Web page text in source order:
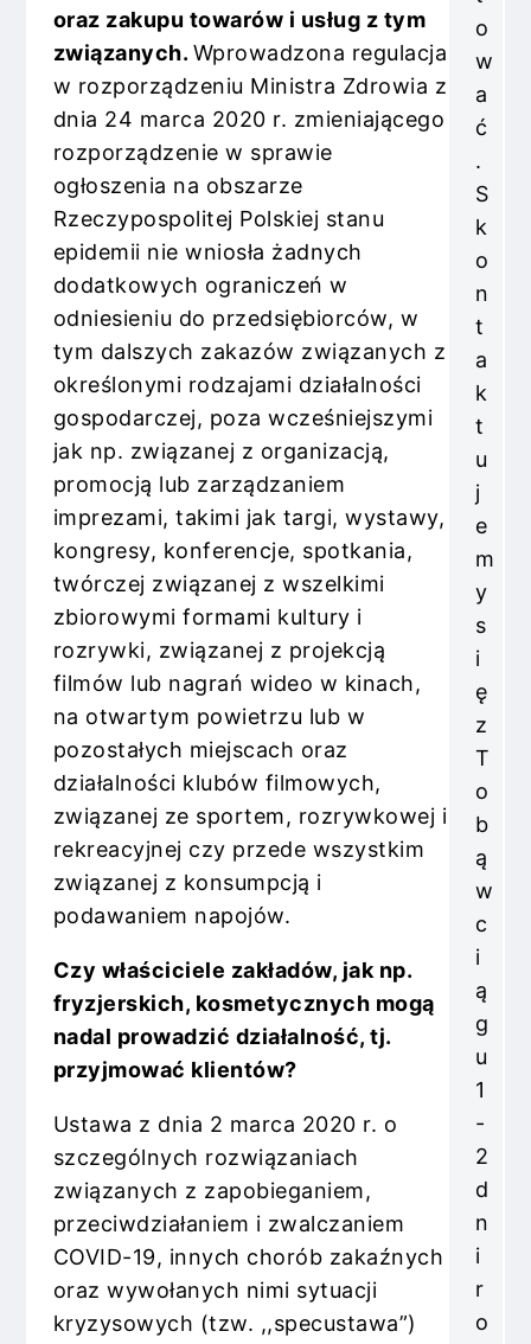
oraz zakupu towarów i usług z tym
związanych. Wprowadzona regulacja
w rozporządzeniu Ministra Zdrowia z
dnia 24 marca 2020 r. zmieniającego
rozporządzenie w sprawie
ogłoszenia na obszarze
Rzeczypospolitej Polskiej stanu
epidemii nie wniosła żadnych
dodatkowych ograniczeń w
odniesieniu do przedsiębiorców, w
tym dalszych zakazów związanych z
określonymi rodzajami działalności
gospodarczej, poza wcześniejszymi
jak np. związanej z organizacją,
promocją lub zarządzaniem
imprezami, takimi jak targi, wystawy,
kongresy, konferencje, spotkania,
twórczej związanej z wszelkimi
zbiorowymi formami kultury i
rozrywki, związanej z projekcją
filmów lub nagrań wideo w kinach,
na otwartym powietrzu lub w
pozostałych miejscach oraz
działalności klubów filmowych,
związanej ze sportem, rozrywkowej i
rekreacyjnej czy przede wszystkim
związanej z konsumpcją i
podawaniem napojów.
Czy właściciele zakładów, jak np.
fryzjerskich, kosmetycznych mogą
nadal prowadzić działalność, tj.
przyjmować klientów?
Ustawa z dnia 2 marca 2020 r. o
szczególnych rozwiązaniach
związanych z zapobieganiem,
przeciwdziałaniem i zwalczaniem
COVID-19, innych chorób zakaźnych
oraz wywołanych nimi sytuacji
kryzysowych (tzw. ,,specustawa”)
o
w
a
ć
.
S
k
o
n
t
a
k
t
u
j
e
m
y
s
i
ę
z
T
o
b
ą
w
c
i
ą
g
u
1
-
2
d
n
i
r
o